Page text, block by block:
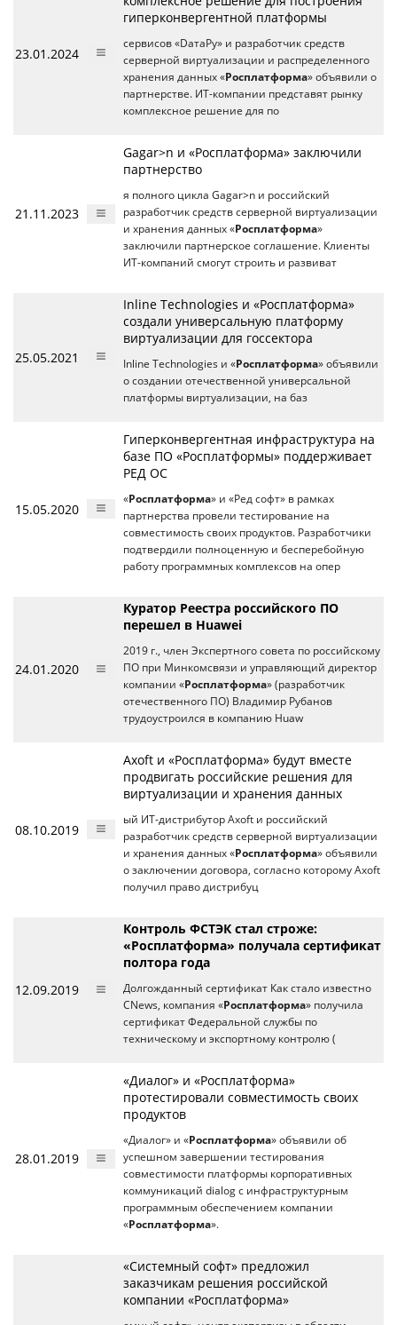
23.01.2024
гиперконвергентной платформы
сервисов «DатаРу» и разработчик средств
серверной виртуализации и распределенного
хранения данных «Росплатформа» объявили о
партнерстве. ИТ-компании представят рынку
комплексное решение для по
21.11.2023
Gagar>n и «Росплатформа» заключили
партнерство
я полного цикла Gagar>n и российский
разработчик средств серверной виртуализации
и хранения данных «Росплатформа»
заключили партнерское соглашение. Клиенты
ИТ-компаний смогут строить и развиват
25.05.2021
Inline Technologies и «Росплатформа»
создали универсальную платформу
виртуализации для госсектора
Inline Technologies и «Росплатформа» объявили
о создании отечественной универсальной
платформы виртуализации, на баз
15.05.2020
Гиперконвергентная инфраструктура на
базе ПО «Росплатформы» поддерживает
РЕД ОС
«Росплатформа» и «Ред софт» в рамках
партнерства провели тестирование на
совместимость своих продуктов. Разработчики
подтвердили полноценную и бесперебойную
работу программных комплексов на опер
24.01.2020
Куратор Реестра российского ПО
перешел в Huawei
2019 г., член Экспертного совета по российскому
ПО при Минкомсвязи и управляющий директор
компании «Росплатформа» (разработчик
отечественного ПО) Владимир Рубанов
трудоустроился в компанию Huaw
08.10.2019
Axoft и «Росплатформа» будут вместе
продвигать российские решения для
виртуализации и хранения данных
ый ИТ-дистрибутор Axoft и российский
разработчик средств серверной виртуализации
и хранения данных «Росплатформа» объявили
о заключении договора, согласно которому Axoft
получил право дистрибуц
12.09.2019
Контроль ФСТЭК стал строже:
«Росплатформа» получала сертификат
полтора года
Долгожданный сертификат Как стало известно
CNews, компания «Росплатформа» получила
сертификат Федеральной службы по
техническому и экспортному контролю (
28.01.2019
«Диалог» и «Росплатформа»
протестировали совместимость своих
продуктов
«Диалог» и «Росплатформа» объявили об
успешном завершении тестирования
совместимости платформы корпоративных
коммуникаций dialog с инфраструктурным
программным обеспечением компании
«Росплатформа».
«Системный софт» предложил
заказчикам решения российской
компании «Росплатформа»